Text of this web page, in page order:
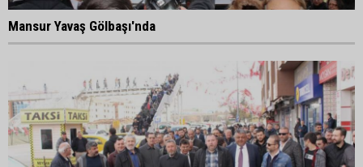
Mansur Yavaş Gölbaşı'nda